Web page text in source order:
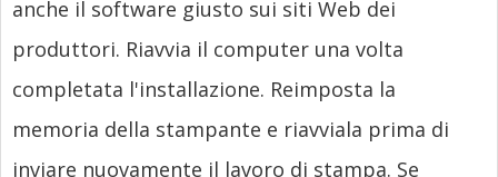
anche il software giusto sui siti Web dei
produttori. Riavvia il computer una volta
completata l'installazione. Reimposta la
memoria della stampante e riavviala prima di
inviare nuovamente il lavoro di stampa. Se